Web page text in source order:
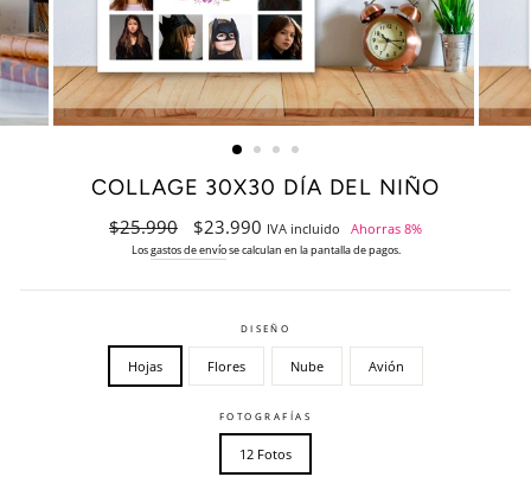
COLLAGE 30X30 DÍA DEL NIÑO
Precio
habitual
$25.990
Precio
oferta
$23.990 IVA incluido Ahorras 8%
Losgastos de envíose calculan en la pantalla de pagos.
DISEÑO
Hojas Flores Nube Avión
FOTOGRAFÍAS
12 Fotos